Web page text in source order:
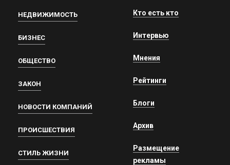
НЕДВИЖИМОСТЬ
БИЗНЕС
ОБЩЕСТВО
ЗАКОН
НОВОСТИ КОМПАНИЙ
ПРОИСШЕСТВИЯ
СТИЛЬ ЖИЗНИ
Кто есть кто
Интервью
Мнения
Рейтинги
Блоги
Архив
Размещение
рекламы